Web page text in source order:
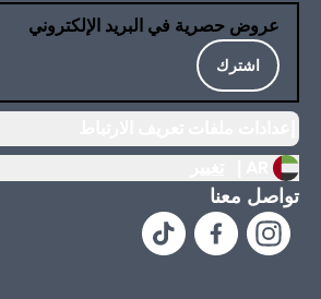
عروض حصرية في البريد الإلكتروني
اشترك
تواصل معنا